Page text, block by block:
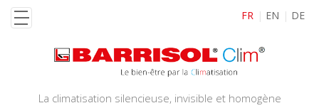
Aller
au
FR EN DE
La climatisation silencieuse, invisible et homogène